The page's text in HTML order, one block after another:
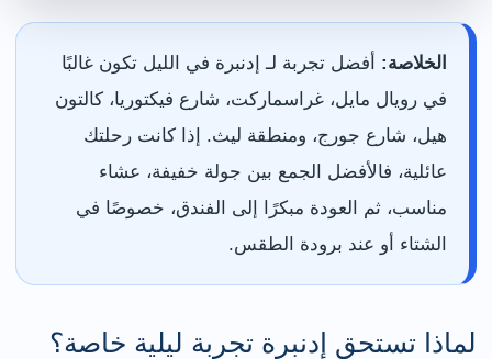
الخلاصة: أفضل تجربة لـ إدنبرة في الليل تكون غالبًا
في رويال مايل، غراسماركت، شارع فيكتوريا، كالتون
هيل، شارع جورج، ومنطقة ليث. إذا كانت رحلتك
عائلية، فالأفضل الجمع بين جولة خفيفة، عشاء
مناسب، ثم العودة مبكرًا إلى الفندق، خصوصًا في
الشتاء أو عند برودة الطقس.
لماذا تستحق إدنبرة تجربة ليلية خاصة؟